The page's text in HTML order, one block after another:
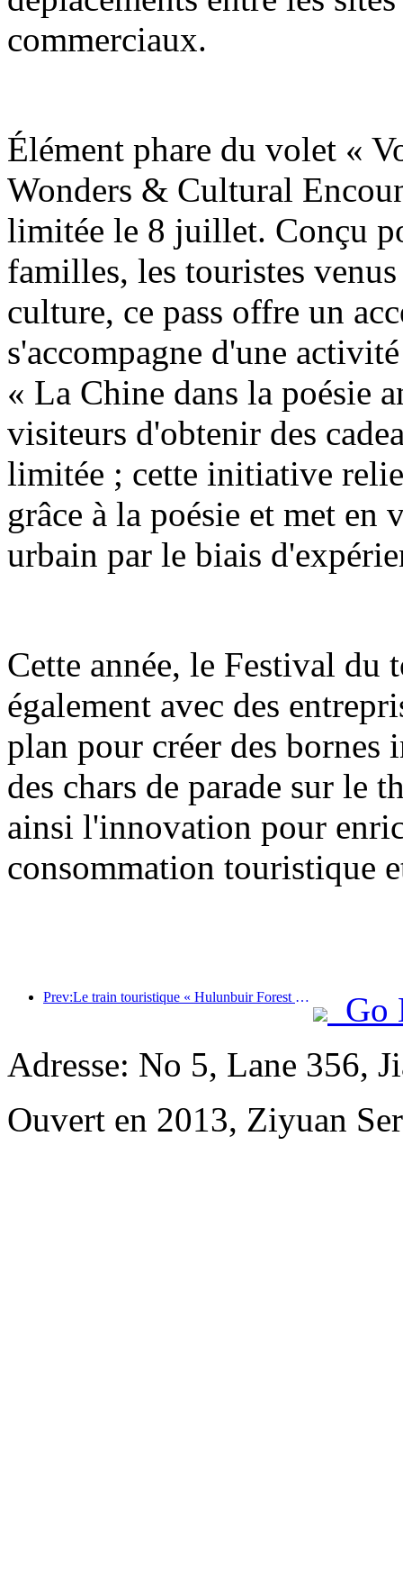
commerciaux.
Élément phare du volet «
Wonders & Cultural
limitée le 8 juillet. Conçu
familles, les touristes
culture, ce pass offre un
s'accompagne d'une
« La Chine dans la poésie
visiteurs d'obtenir des
limitée ; cette initiative
grâce à la poésie et met
urbain par le biais
Cette année, le Festival du
également avec des
plan pour créer des
des chars de parade sur le
ainsi l'innovation pour
consommation touristique
Prev:Le train touristique « Hulunbuir Forest Rendezvous - Daxinganling Express - Starlight Train - Tianyi Journey » effectue son voyage inaugural.
Go
Adresse: No 5, Lane 356,
Ouvert en 2013, Ziyuan